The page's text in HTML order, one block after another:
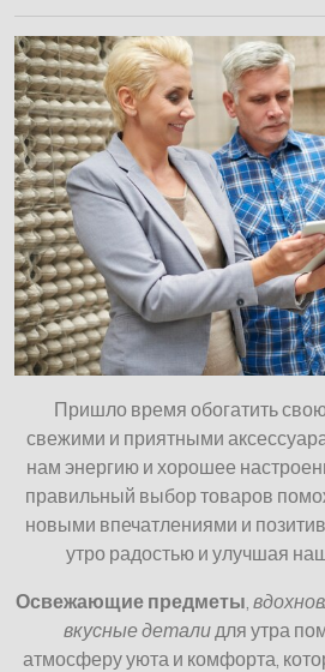
Пришло время обогатить
свежими и приятными
нам энергию и хорошее
правильный выбор товаров
новыми впечатлениями и
утро радостью и улучшая
Освежающие предметы
вкусные деталидля утра
атмосферу уюта и комфорта,